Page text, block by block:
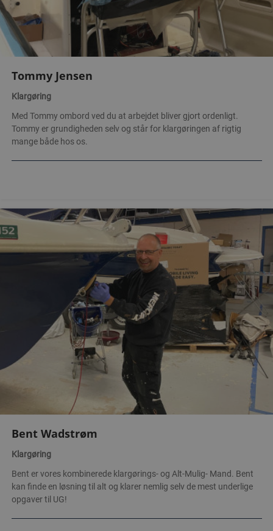
Tommy Jensen
Klargøring
Med Tommy ombord ved du at arbejdet bliver gjort ordenligt.
Tommy er grundigheden selv og står for klargøringen af rigtig
mange både hos os.
Bent Wadstrøm
Klargøring
Bent er vores kombinerede klargørings- og Alt-Mulig- Mand. Bent
kan finde en løsning til alt og klarer nemlig selv de mest underlige
opgaver til UG!